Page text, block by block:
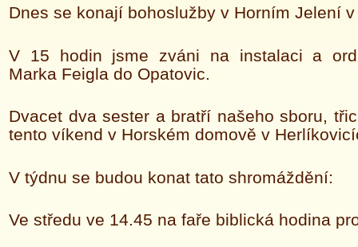
Dnes se konají bohoslužby v Horním Jelení
V 15 hodin jsme zváni na instalaci a
Marka Feigla do Opatovic.
Dvacet dva sester a bratří našeho sboru,
tento víkend v Horském domově v
V týdnu se budou konat tato shromáždění:
Ve středu ve 14.45 na faře biblická hodina